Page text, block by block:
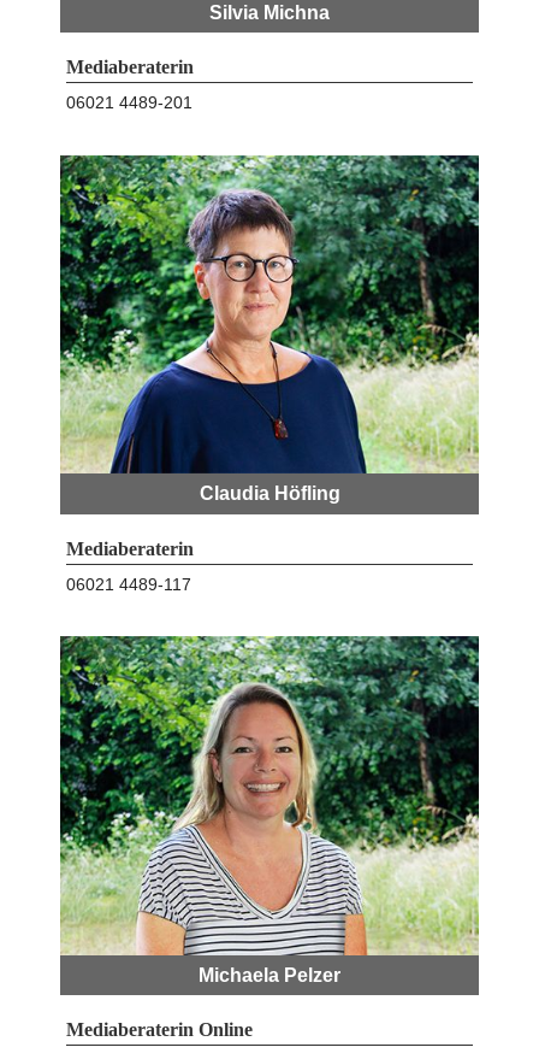
Silvia Michna
Mediaberaterin
06021 4489-201
Claudia Höfling
Mediaberaterin
06021 4489-117
Michaela Pelzer
Mediaberaterin Online